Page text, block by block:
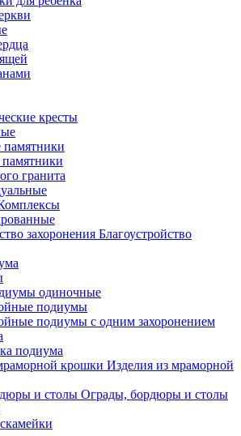
кресты
гранита
Благоустройство
одиночные
подиумы
подиумы с одним захоронением
подиума
Изделия из мраморной
Ограды, бордюры и столы